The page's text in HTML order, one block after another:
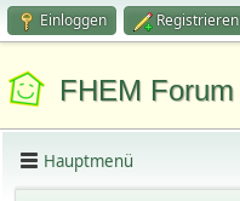
Einloggen Registrieren
FHEM Forum
Hauptmenü